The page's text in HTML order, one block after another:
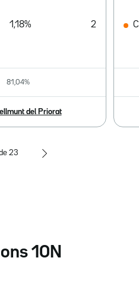
1,18% 2
81,04%
del Priorat
23
10N